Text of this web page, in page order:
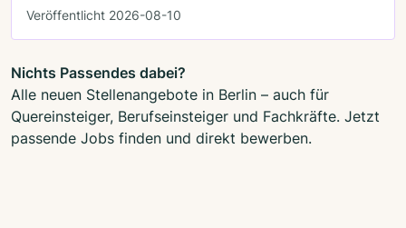
Veröffentlicht 2026-08-10
Nichts Passendes dabei?
Alle neuen Stellenangebote in Berlin – auch für
Quereinsteiger, Berufseinsteiger und Fachkräfte. Jetzt
passende Jobs finden und direkt bewerben.